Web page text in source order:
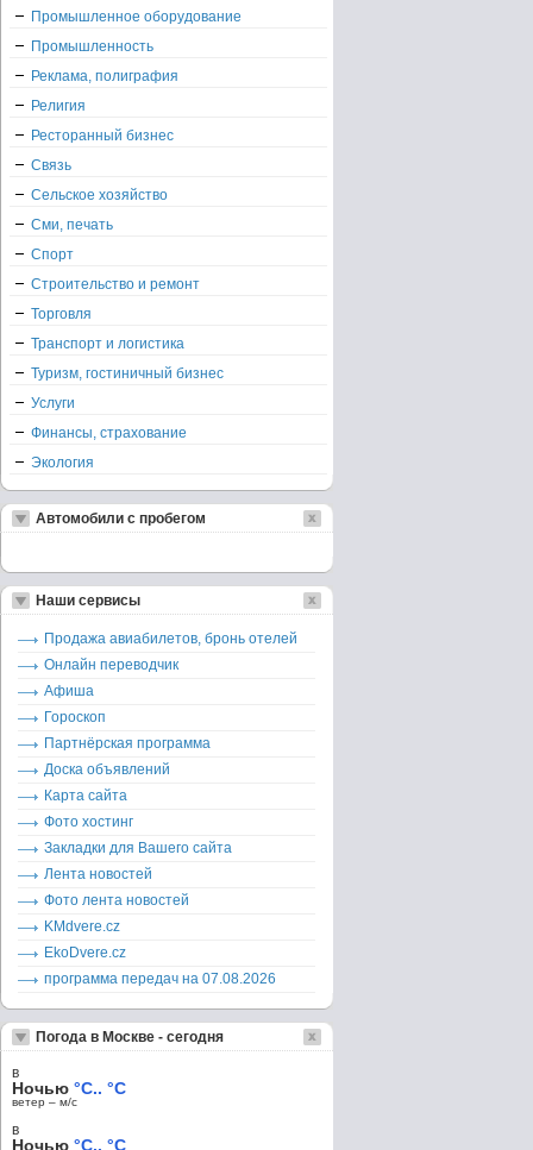
Промышленное оборудование
Промышленность
Реклама, полиграфия
Религия
Ресторанный бизнес
Связь
Сельское хозяйство
Сми, печать
Спорт
Строительство и ремонт
Торговля
Транспорт и логистика
Туризм, гостиничный бизнес
Услуги
Финансы, страхование
Экология
Автомобили с пробегом
Наши сервисы
Продажа авиабилетов, бронь отелей
Онлайн переводчик
Афиша
Гороскоп
Партнёрская программа
Доска объявлений
Карта сайта
Фото хостинг
Закладки для Вашего сайта
Лента новостей
Фото лента новостей
KMdvere.cz
EkoDvere.cz
программа передач на 07.08.2026
Погода в Москве - сегодня
в
Ночью °C.. °C
ветер – м/c
в
Ночью °C.. °C